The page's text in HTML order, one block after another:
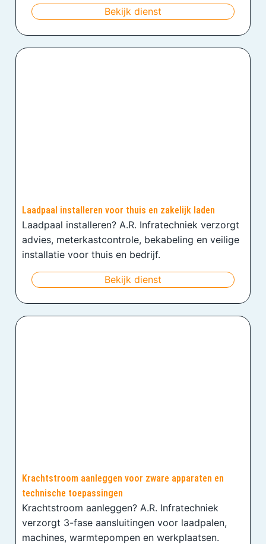
Bekijk dienst
Laadpaal installeren voor thuis en zakelijk laden
Laadpaal installeren? A.R. Infratechniek verzorgt
advies, meterkastcontrole, bekabeling en veilige
installatie voor thuis en bedrijf.
Bekijk dienst
Krachtstroom aanleggen voor zware apparaten en
technische toepassingen
Krachtstroom aanleggen? A.R. Infratechniek
verzorgt 3-fase aansluitingen voor laadpalen,
machines, warmtepompen en werkplaatsen.